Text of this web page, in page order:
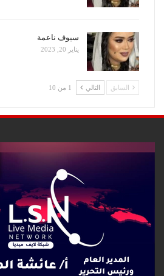
سيوف ناعمة
يناير 20, 2023
السابق التالي 1 من 10